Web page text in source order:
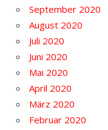
September 2020
August 2020
Juli 2020
Juni 2020
Mai 2020
April 2020
März 2020
Februar 2020